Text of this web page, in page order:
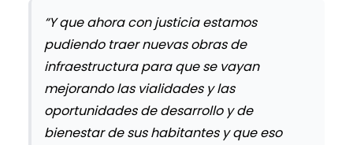
“Y que ahora con justicia estamos
pudiendo traer nuevas obras de
infraestructura para que se vayan
mejorando las vialidades y las
oportunidades de desarrollo y de
bienestar de sus habitantes y que eso